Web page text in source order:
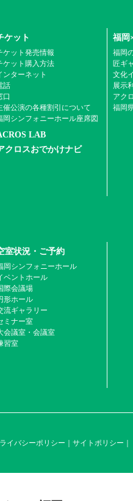
ケット
ケット発売情報
ケット購入方法
ンターネット
話
口
催公演の各種割引について
岡シンフォニーホール座席図
福岡
福岡
匠ギ
文化
展示
アク
福岡
LAB
クロスおでかけナビ
室状況・ご予約
岡シンフォニーホール
ベントホール
際会議場
形ホール
流ギャラリー
ミナー室
会議室・会議室
習室
イバシーポリシー サイトポリシー